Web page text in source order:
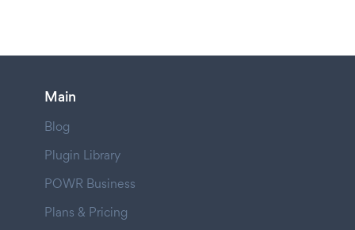
Main
Blog
Plugin Library
POWR Business
Plans & Pricing